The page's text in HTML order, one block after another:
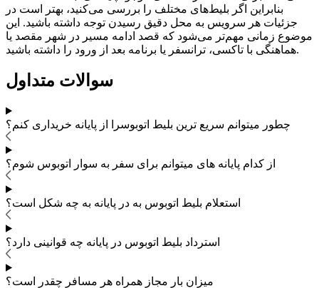
بنابراین اگر بلیط‌های مختلف را بررسی می‌کنید، بهتر است در
جزئیات هر سرویس به محل دقیق رسیدن توجه داشته باشید. این
موضوع زمانی مهم‌تر می‌شود که قصد ادامه مسیر در شهر مقصد یا
هماهنگی با تاکسی، ترانسفر یا برنامه بعد از ورود را داشته باشید.
سوالات متداول
چطور میتوانم سریع ترین بلیط اتوبوسرا از پایانه خریداری کنم؟
از کدام پایانه های میتوانم برای سفر به سوار اتوبوس شوم؟
استعلام بلیط اتوبوس به در پایانه به چه شکل است؟
استرداد بلیط اتوبوس در پایانه چه قوانینی دارد؟
میزان بار مجاز همراه هر مسافر چقدر است؟